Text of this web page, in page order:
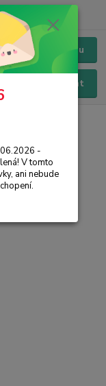
Menu
Hledat
-
V tomto
ani nebude